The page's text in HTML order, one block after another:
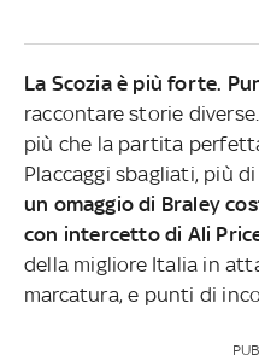
La Scozia è più forte.
raccontare storie
più che la partita
Placcaggi sbagliati, più
un omaggio di Braley
con intercetto di Ali
della migliore Italia in
marcatura, e punti di